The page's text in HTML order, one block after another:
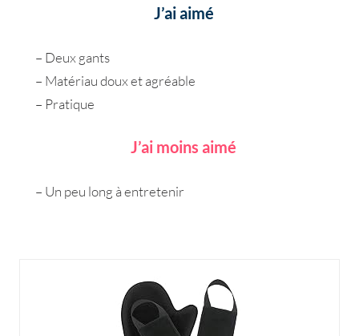
J’ai aimé
– Deux gants
– Matériau doux et agréable
– Pratique
J’ai moins aimé
– Un peu long à entretenir